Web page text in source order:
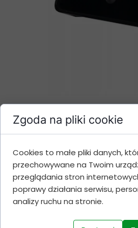
Zgoda na pliki cookie
Cookies to małe pliki danych,
przechowywane na Twoim
przeglądania stron
poprawy działania serwisu,
analizy ruchu na stronie.